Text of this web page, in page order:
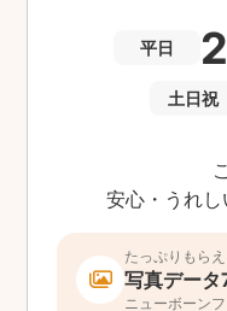
平日
土日祝
安心・うれ
たっぷりもら
写真デー
ニューボーン